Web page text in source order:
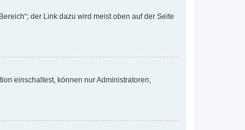
der Link dazu wird meist oben auf der Seite
einschaltest, können nur Administratoren,